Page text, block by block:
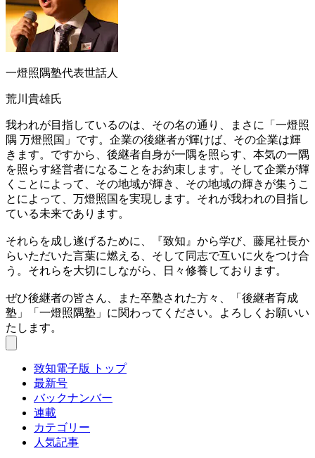
一燈照隅塾代表世話人
荒川貴雄氏
我われが目指しているのは、その名の通り、まさに「一燈照
隅 万燈照国」です。企業の後継者が輝けば、その企業は輝
きます。ですから、後継者自身が一隅を照らす、本気の一隅
を照らす経営者になることをお約束します。そして企業が輝
くことによって、その地域が輝き、その地域の輝きが集うこ
とによって、万燈照国を実現します。それが我われの目指し
ている未来であります。
それらを成し遂げるために、『致知』から学び、藤尾社長か
らいただいた言葉に燃える、そして同志で互いに火をつけ合
う。それらを大切にしながら、日々修養しております。
ぜひ後継者の皆さん、また卒塾された方々、「後継者育成
塾」「一燈照隅塾」に関わってください。よろしくお願いい
たします。
致知電子版 トップ
最新号
バックナンバー
連載
カテゴリー
人気記事